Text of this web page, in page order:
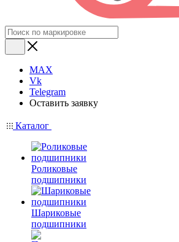
MAX
Vk
Telegram
Оставить заявку
Каталог
Роликовые
подшипники
Шариковые
подшипники